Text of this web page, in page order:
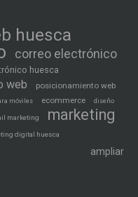
huesca
correo electrónico
huesca
web
posicionamiento web
móviles ecommerce diseño
marketing
marketing
digital huesca
ampliar